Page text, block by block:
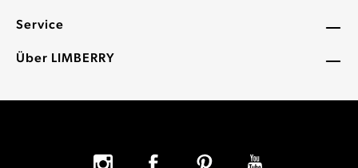
Service
Über LIMBERRY